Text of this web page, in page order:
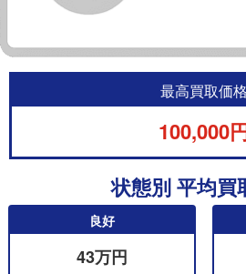
最高買取価格
100,000
状態別 平均買
良好
43万円